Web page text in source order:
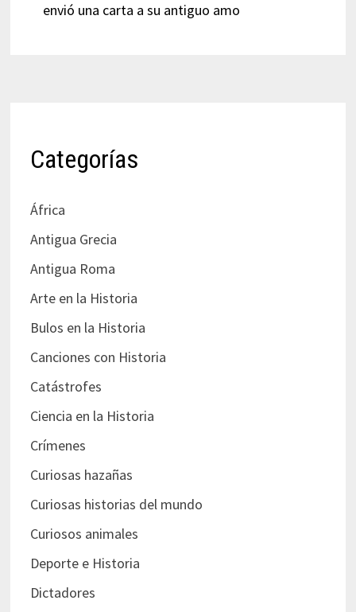
envió una carta a su antiguo amo
Categorías
África
Antigua Grecia
Antigua Roma
Arte en la Historia
Bulos en la Historia
Canciones con Historia
Catástrofes
Ciencia en la Historia
Crímenes
Curiosas hazañas
Curiosas historias del mundo
Curiosos animales
Deporte e Historia
Dictadores